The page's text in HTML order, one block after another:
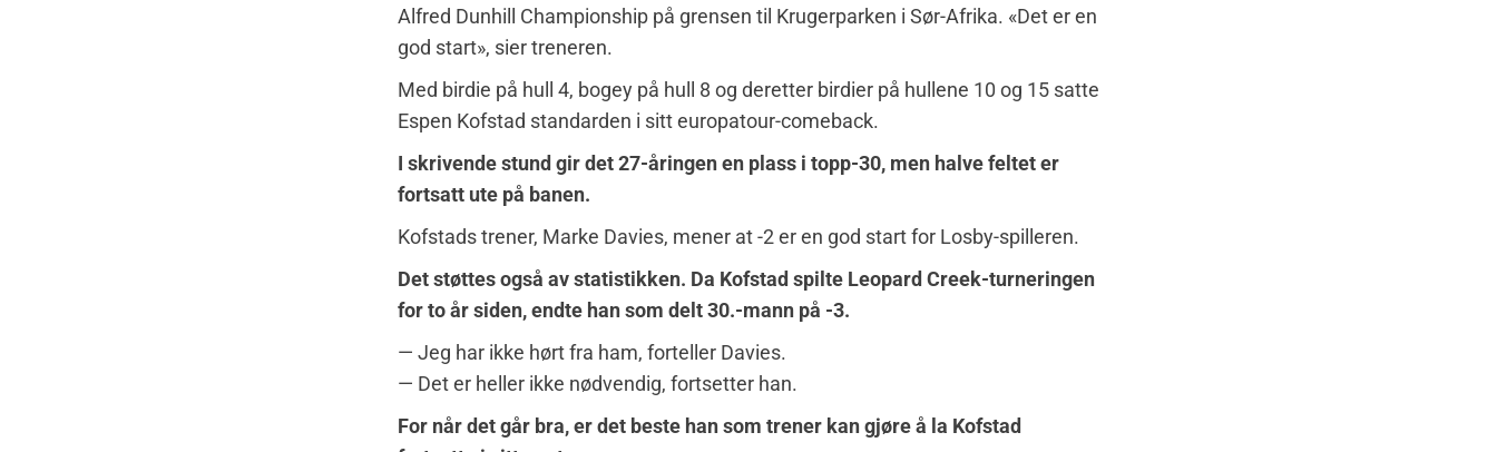
Alfred Dunhill Championship på grensen til Krugerparken i Sør-Afrika. «Det er en
god start», sier treneren.
Med birdie på hull 4, bogey på hull 8 og deretter birdier på hullene 10 og 15 satte
Espen Kofstad standarden i sitt europatour-comeback.
I skrivende stund gir det 27-åringen en plass i topp-30, men halve feltet er
fortsatt ute på banen.
Kofstads trener, Marke Davies, mener at -2 er en god start for Losby-spilleren.
Det støttes også av statistikken. Da Kofstad spilte Leopard Creek-turneringen
for to år siden, endte han som delt 30.-mann på -3.
— Jeg har ikke hørt fra ham, forteller Davies.
— Det er heller ikke nødvendig, fortsetter han.
For når det går bra, er det beste han som trener kan gjøre å la Kofstad